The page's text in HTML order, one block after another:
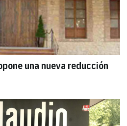
una nueva reducción